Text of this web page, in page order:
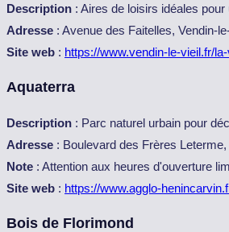
Description : Aires de loisirs idéales
Adresse : Avenue des Faitelles, Vendin-
Site web : https://www.vendin-le-vieil.fr/
Aquaterra
Description : Parc naturel urbain pour
Adresse : Boulevard des Frères
Note : Attention aux heures d'ouverture
Site web : https://www.agglo-
Bois de Florimond